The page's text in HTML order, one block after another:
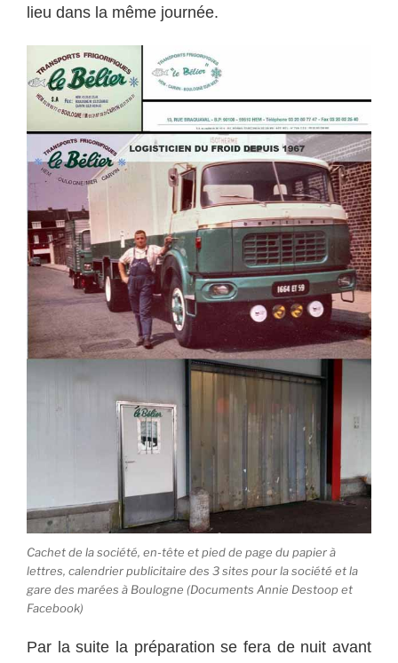
lieu dans la même journée.
Cachet de la société, en-tête et pied de page du papier à
lettres, calendrier publicitaire des 3 sites pour la société et la
gare des marées à Boulogne (Documents Annie Destoop et
Facebook)
Par la suite la préparation se fera de nuit avant